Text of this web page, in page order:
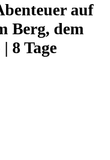
auf
Berg, dem
8 Tage